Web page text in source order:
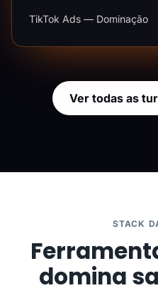
TikTok Ads — Dominação
Ver todas as
STACK
domina